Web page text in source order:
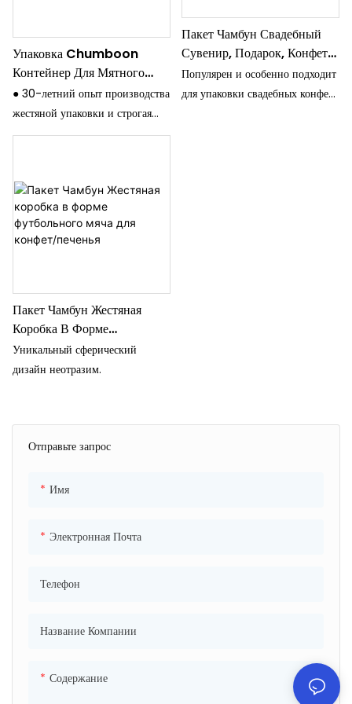
Отправьте запрос
Имя
Электронная Почта
Телефон
Название Компании
Содержание
США, Мексика, Бразилия,
Аргентина, Индия, Малазия,
ОАЭ, Южная Африка.
● Прошел сертификат: ISO, SGS,
Sedex, DOT и так далее.
Аргентина, Индия, Малазия,
ОАЭ, Южная Африка.
● Прошел сертификат: ISO, SGS,
Sedex, DOT и так далее.
Упаковка Chumboon
Контейнер Для Мятного
Сахара
● 30-летний опыт производства
жестяной упаковки и строгая
система контроля качества.
печатная машина KBA 4/6 в
Германии, четырехцветная
печатная машина Fuji в Японии.
● Продукция экспортируется в
США, Мексика, Бразилия,
Аргентина, Индия, Малазия,
ОАЭ, Южная Африка.
● Прошел сертификат: ISO, SGS,
Sedex, DOT и так далее.
Пакет Чамбун Свадебный
Сувенир, Подарок, Конфеты,
Жестяная Коробка
Популярен и особенно подходит
для упаковки свадебных конфет
Пакет Чамбун Жестяная
Коробка В Форме
Футбольного Мяча Для
Конфет/печенья
Уникальный сферический
дизайн неотразим.